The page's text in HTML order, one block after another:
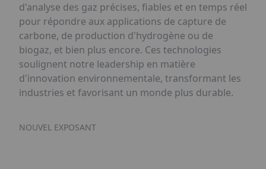
d'analyse des gaz précises, fiables et en temps réel
pour répondre aux applications de capture de
carbone, de production d'hydrogène ou de
biogaz, et bien plus encore. Ces technologies
soulignent notre leadership en matière
d'innovation environnementale, transformant les
industries et favorisant un monde plus durable.
NOUVEL EXPOSANT